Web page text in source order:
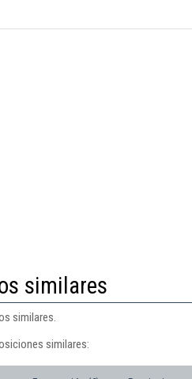
similares
similares.
similares: